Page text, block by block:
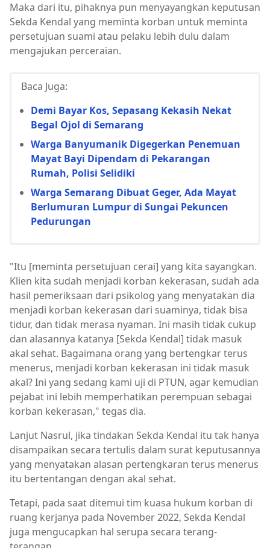
Maka dari itu, pihaknya pun menyayangkan keputusan
Sekda Kendal yang meminta korban untuk meminta
persetujuan suami atau pelaku lebih dulu dalam
mengajukan perceraian.
Baca Juga:
Demi Bayar Kos, Sepasang Kekasih Nekat
Begal Ojol di Semarang
Warga Banyumanik Digegerkan Penemuan
Mayat Bayi Dipendam di Pekarangan
Rumah, Polisi Selidiki
Warga Semarang Dibuat Geger, Ada Mayat
Berlumuran Lumpur di Sungai Pekuncen
Pedurungan
"Itu [meminta persetujuan cerai] yang kita sayangkan.
Klien kita sudah menjadi korban kekerasan, sudah ada
hasil pemeriksaan dari psikolog yang menyatakan dia
menjadi korban kekerasan dari suaminya, tidak bisa
tidur, dan tidak merasa nyaman. Ini masih tidak cukup
dan alasannya katanya [Sekda Kendal] tidak masuk
akal sehat. Bagaimana orang yang bertengkar terus
menerus, menjadi korban kekerasan ini tidak masuk
akal? Ini yang sedang kami uji di PTUN, agar kemudian
pejabat ini lebih memperhatikan perempuan sebagai
korban kekerasan," tegas dia.
Lanjut Nasrul, jika tindakan Sekda Kendal itu tak hanya
disampaikan secara tertulis dalam surat keputusannya
yang menyatakan alasan pertengkaran terus menerus
itu bertentangan dengan akal sehat.
Tetapi, pada saat ditemui tim kuasa hukum korban di
ruang kerjanya pada November 2022, Sekda Kendal
juga mengucapkan hal serupa secara terang-